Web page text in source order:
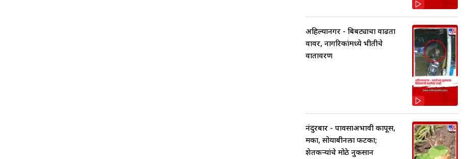
अहिल्यानगर - बिबट्याचा वाढता
वावर, नागरिकांमध्ये भीतीचे
वातावरण
नंदुरबार - पावसाअभावी कापूस,
मका, सोयाबीनला फटका;
शेतकऱ्यांचे मोठे नुकसान